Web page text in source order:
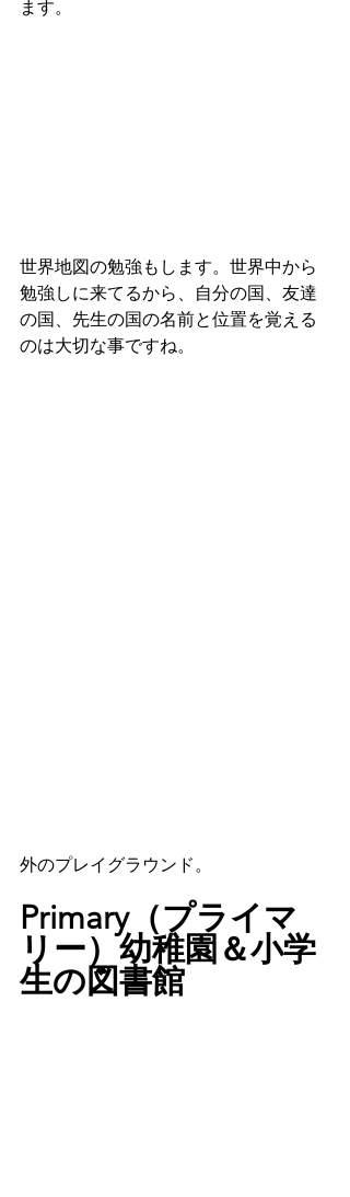
ます。
世界地図の勉強もします。世界中から
勉強しに来てるから、自分の国、友達
の国、先生の国の名前と位置を覚える
のは大切な事ですね。
外のプレイグラウンド。
Primary（プライマ
リー）幼稚園＆小学
生の図書館